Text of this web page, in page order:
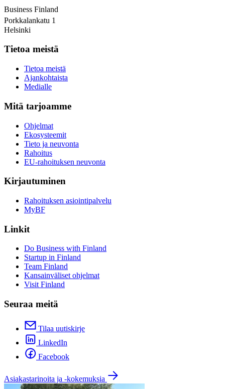
Business Finland
Porkkalankatu 1
Helsinki
Tietoa meistä
Tietoa meistä
Ajankohtaista
Medialle
Mitä tarjoamme
Ohjelmat
Ekosysteemit
Tieto ja neuvonta
Rahoitus
EU-rahoituksen neuvonta
Kirjautuminen
Rahoituksen asiointipalvelu
MyBF
Linkit
Do Business with Finland
Startup in Finland
Team Finland
Kansainväliset ohjelmat
Visit Finland
Seuraa meitä
Tilaa uutiskirje
LinkedIn
Facebook
Asiakastarinoita ja -kokemuksia